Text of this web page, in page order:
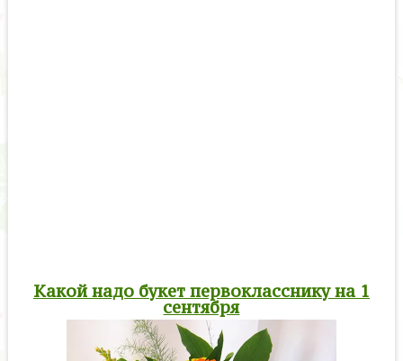
Какой надо букет первокласснику на 1
сентября